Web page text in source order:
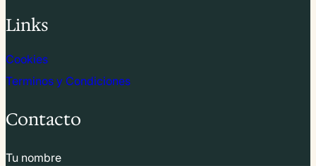
Links
Cookies
Terminos y Condiciones
Contacto
Tu nombre